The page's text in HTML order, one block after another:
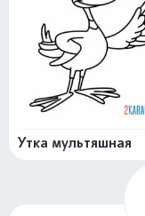
Утка мультяшная